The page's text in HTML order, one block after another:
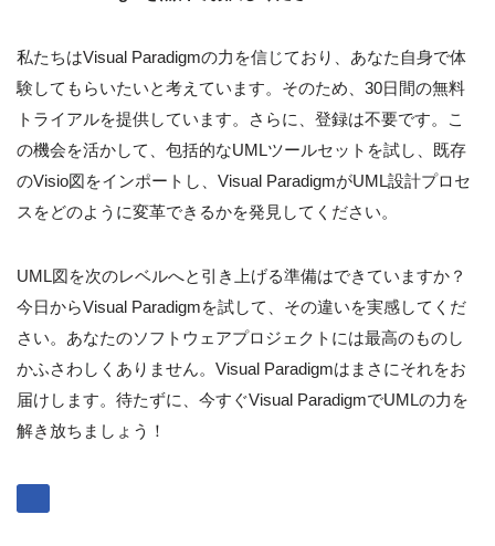
私たちはVisual Paradigmの力を信じており、あなた自身で体
験してもらいたいと考えています。そのため、30日間の無料
トライアルを提供しています。さらに、登録は不要です。こ
の機会を活かして、包括的なUMLツールセットを試し、既存
のVisio図をインポートし、Visual ParadigmがUML設計プロセ
スをどのように変革できるかを発見してください。
UML図を次のレベルへと引き上げる準備はできていますか？
今日からVisual Paradigmを試して、その違いを実感してくだ
さい。あなたのソフトウェアプロジェクトには最高のものし
かふさわしくありません。Visual Paradigmはまさにそれをお
届けします。待たずに、今すぐVisual ParadigmでUMLの力を
解き放ちましょう！